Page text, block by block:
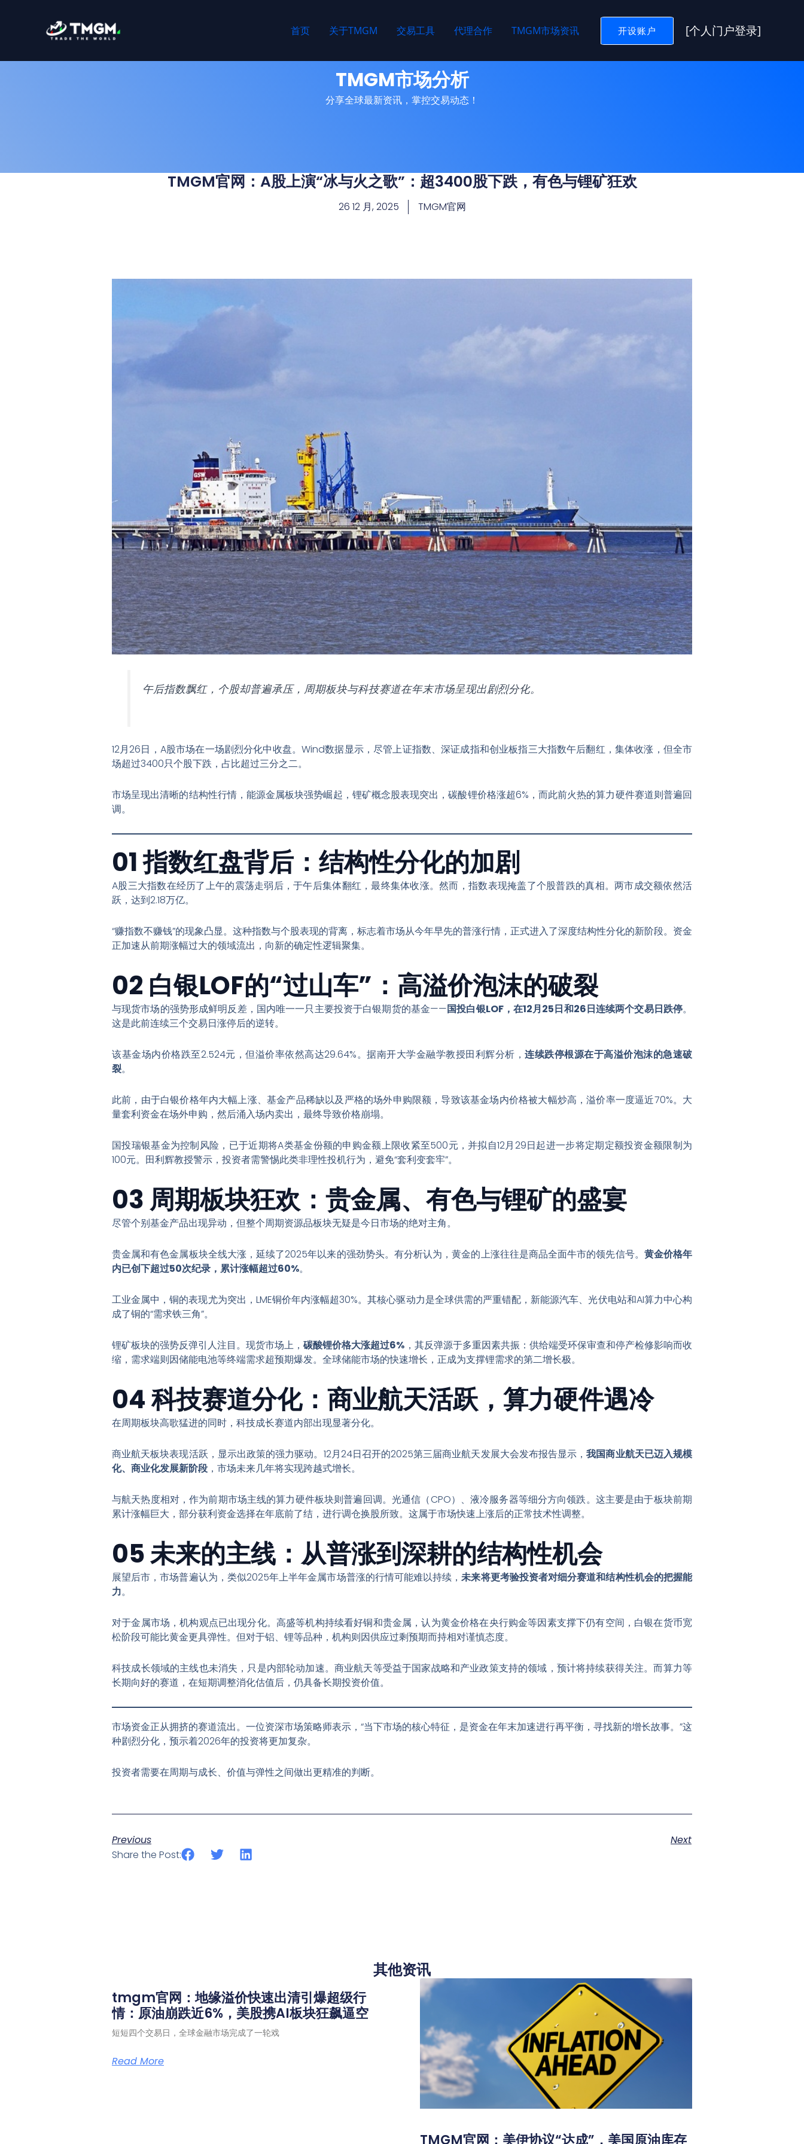
首页 关于TMGM 交易工具 代理合作 TMGM市场资讯 开设账户 [个人门户登录]
TMGM市场分析
分享全球最新资讯，掌控交易动态！
TMGM官网：A股上演“冰与火之歌”：超3400股下跌，有色与锂矿狂欢
26 12 月, 2025 TMGM官网
午后指数飘红，个股却普遍承压，周期板块与科技赛道在年末市场呈现出剧烈分化。
12月26日，A股市场在一场剧烈分化中收盘。Wind数据显示，尽管上证指数、深证成指和创业板指三大指数午后翻红，集体收涨 ，但全市
场超过3400只个股下跌，占比超过三分之二。
市场呈现出清晰的结构性行情，能源金属板块强势崛起，锂矿概念股表现突出，碳酸锂价格涨超6%，而此前火热的算力硬件赛道则普遍回
调。
01 指数红盘背后：结构性分化的加剧
A股三大指数在经历了上午的震荡走弱后，于午后集体翻红，最终集体收涨。然而，指数表现掩盖了个股普跌的真相。两市成交额依然活
跃，达到2.18万亿。
“赚指数不赚钱”的现象凸显。这种指数与个股表现的背离，标志着市场从今年早先的普涨行情，正式进入了深度结构性分化的新阶段。资金
正加速从前期涨幅过大的领域流出，向新的确定性逻辑聚集。
02 白银LOF的“过山车”：高溢价泡沫的破裂
与现货市场的强势形成鲜明反差，国内唯一一只主要投资于白银期货的基金——国投白银LOF，在12月25日和26日连续两个交易日跌停。
这是此前连续三个交易日涨停后的逆转。
该基金场内价格跌至2.524元，但溢价率依然高达29.64%。据南开大学金融学教授田利辉分析， 连续跌停根源在于高溢价泡沫的急速破
裂。
此前，由于白银价格年内大幅上涨、基金产品稀缺以及严格的场外申购限额，导致该基金场内价格被大幅炒高，溢价率一度逼近70%。大
量套利资金在场外申购，然后涌入场内卖出，最终导致价格崩塌。
国投瑞银基金为控制风险，已于近期将A类基金份额的申购金额上限收紧至500元，并拟自12月29日起进一步将定期定额投资金额限制为
100元。田利辉教授警示，投资者需警惕此类非理性投机行为，避免“套利变套牢”。
03 周期板块狂欢：贵金属、有色与锂矿的盛宴
尽管个别基金产品出现异动，但整个周期资源品板块无疑是今日市场的绝对主角。
贵金属和有色金属板块全线大涨，延续了2025年以来的强劲势头。有分析认为，黄金的上涨往往是商品全面牛市的领先信号。 黄金价格年
内已创下超过50次纪录，累计涨幅超过60%。
工业金属中，铜的表现尤为突出，LME铜价年内涨幅超30%。其核心驱动力是全球供需的严重错配，新能源汽车、光伏电站和AI算力中心构
成了铜的“需求铁三角”。
锂矿板块的强势反弹引人注目。现货市场上，碳酸锂价格大涨超过6% ，其反弹源于多重因素共振：供给端受环保审查和停产检修影响而收
缩，需求端则因储能电池等终端需求超预期爆发。全球储能市场的快速增长，正成为支撑锂需求的第二增长极。
04 科技赛道分化：商业航天活跃，算力硬件遇冷
在周期板块高歌猛进的同时，科技成长赛道内部出现显著分化。
商业航天板块表现活跃，显示出政策的强力驱动。12月24日召开的2025第三届商业航天发展大会发布报告显示，我国商业航天已迈入规模
化、商业化发展新阶段，市场未来几年将实现跨越式增长。
与航天热度相对，作为前期市场主线的算力硬件板块则普遍回调。光通信（CPO）、液冷服务器等细分方向领跌。这主要是由于板块前期
累计涨幅巨大，部分获利资金选择在年底前了结，进行调仓换股所致。这属于市场快速上涨后的正常技术性调整。
05 未来的主线：从普涨到深耕的结构性机会
展望后市，市场普遍认为，类似2025年上半年金属市场普涨的行情可能难以持续，未来将更考验投资者对细分赛道和结构性机会的把握能
力。
对于金属市场，机构观点已出现分化。高盛等机构持续看好铜和贵金属，认为黄金价格在央行购金等因素支撑下仍有空间，白银在货币宽
松阶段可能比黄金更具弹性。但对于铝、锂等品种，机构则因供应过剩预期而持相对谨慎态度。
科技成长领域的主线也未消失，只是内部轮动加速。商业航天等受益于国家战略和产业政策支持的领域，预计将持续获得关注。而算力等
长期向好的赛道，在短期调整消化估值后，仍具备长期投资价值。
市场资金正从拥挤的赛道流出。一位资深市场策略师表示，“当下市场的核心特征，是资金在年末加速进行再平衡，寻找新的增长故事。”这
种剧烈分化，预示着2026年的投资将更加复杂。
投资者需要在周期与成长、价值与弹性之间做出更精准的判断。
Previous
Next
Share the Post:
其他资讯
tmgm官网：地缘溢价快速出清引爆超级行
情：原油崩跌近6%，美股携AI板块狂飙逼空
短短四个交易日，全球金融市场完成了一轮戏
Read More